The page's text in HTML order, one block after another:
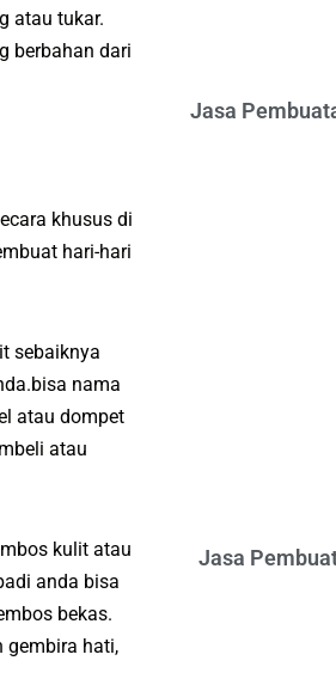
atau tukar.
berbahan dari
khusus di
hari-hari
sebaiknya
nama
atau dompet
atau
kulit atau
anda bisa
bekas.
gembira hati,
Jasa
Jasa